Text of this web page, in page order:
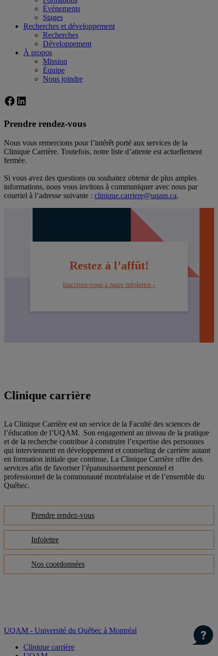
Événements
Stages
Recherches et développement
Recherches
Développement
À propos
Mission
Équipe
Nous joindre
Facebook
LinkedIn
Prendre rendez-vous
Nous vous remercions pour l’intérêt porté aux services de la
Clinique Carrière. Toutefois, notre liste d’attente est actuellement
fermée.
Si vous avez des questions ou souhaitez obtenir de plus amples
informations, nous vous invitons à communiquer avec nous par
courriel à l’adresse suivante : clinique.carriere@uqam.ca.
Restez à l’affût!
Inscrivez-vous à notre infolettre ›
Clinique carrière
La Clinique Carrière est un service de la Faculté des sciences de
l’éducation de l’UQAM. Son engagement au niveau de la pratique
et de la recherche contribue à construire l’expertise des personnes
qui interviennent en développement et counseling de carrière autant
en formation initiale que continue. La Clinique Carrière offre des
services afin de favoriser l’épanouissement personnel et
professionnel de la communauté montréalaise et de l’ensemble du
Québec.
Prendre rendez-vous
Infolettre
Nos coordonnées
UQAM - Université du Québec à Montréal
Clinique carrière